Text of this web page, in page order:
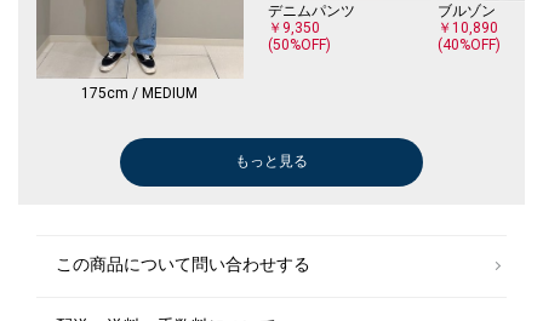
175cm / MEDIUM
デニムパンツ
￥9,350
(50%OFF)
ブルゾン
￥10,890
(40%OFF)
レザーシューズ
ロング・マキシ丈
ブルゾン
デニムパンツ
Tシャツ/カットソー
もっと見る
この商品について問い合わせする